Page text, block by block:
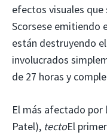
efectos visuales que
Scorsese emitiendo
están destruyendo
involucrados
de 27 horas y
El más afectado por
Patel), tectoEl